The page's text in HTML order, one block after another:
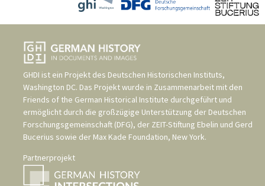
GHDI ist ein Projekt des Deutschen Historischen Instituts,
Washington DC. Das Projekt wurde in Zusammenarbeit mit den
Friends of the German Historical Institute durchgeführt und
ermöglicht durch die großzügige Unterstützung der Deutschen
Forschungsgemeinschaft (DFG), der ZEIT-Stiftung Ebelin und Gerd
Bucerius sowie der Max Kade Foundation, New York.
Partnerprojekt